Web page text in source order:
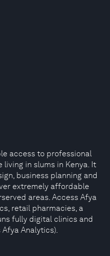
access to professional
in slums in Kenya. It
business planning and
extremely affordable
areas. Access Afya
retail pharmacies, a
fully digital clinics and
Analytics).